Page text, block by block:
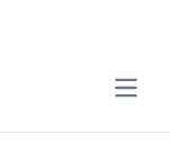
Open